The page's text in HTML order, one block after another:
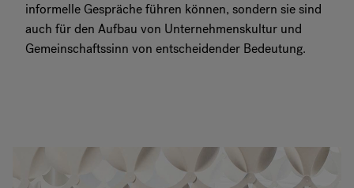
informelle Gespräche führen können, sondern sie sind
auch für den Aufbau von Unternehmenskultur und
Gemeinschaftssinn von entscheidender Bedeutung.